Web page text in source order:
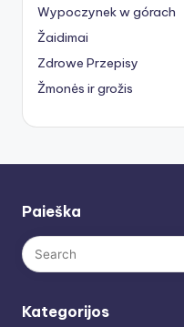
Wypoczynek w górach
Žaidimai
Zdrowe Przepisy
Žmonės ir grožis
Paieška
Kategorijos